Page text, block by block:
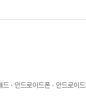
드 안드로이드폰
안드로이